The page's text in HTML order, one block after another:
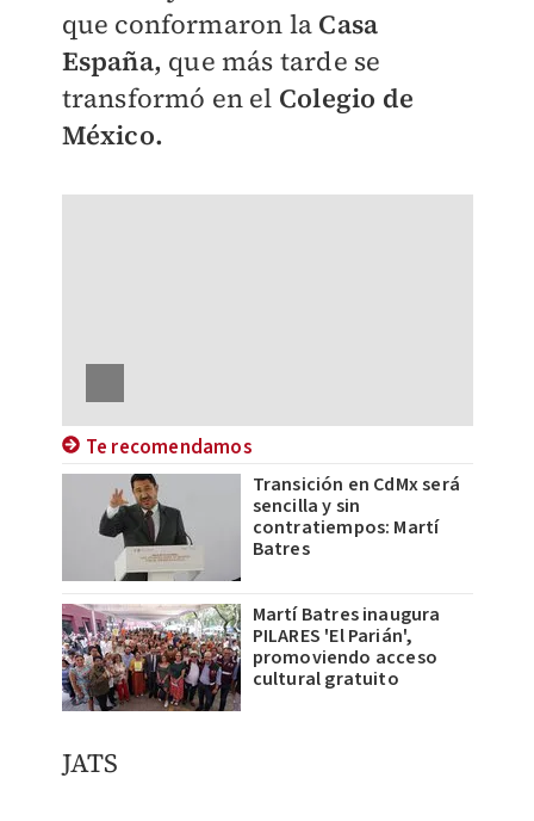
que conformaron la Casa
España, que más tarde se
transformó en el Colegio de
México.
Te recomendamos
Transición en CdMx será
sencilla y sin
contratiempos: Martí
Batres
Martí Batres inaugura
PILARES 'El Parián',
promoviendo acceso
cultural gratuito
JATS